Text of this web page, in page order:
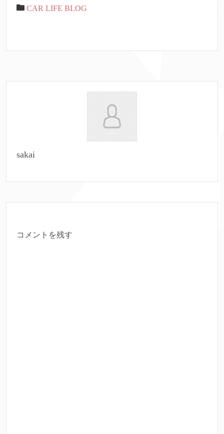
CAR LIFE BLOG
sakai
コメントを残す